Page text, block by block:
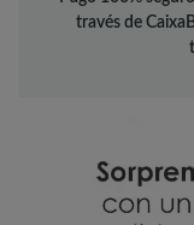
través de